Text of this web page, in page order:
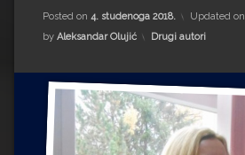
Drugi autori
Drugi autori
Matea Andrić
Ljiljana Lekanić-Kljaić
Posted on 4. studenoga 2018. Updated on
by Aleksandar Olujić Kategorije:
Drugi autori